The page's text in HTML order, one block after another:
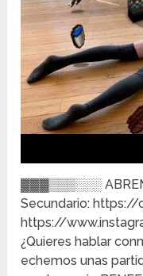
▓▓▓▒▒▒░░░
Secundario: https://
https://
¿Quieres hablar
echemos unas